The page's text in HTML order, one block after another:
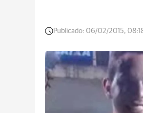
Publicado: 06/02/2015,